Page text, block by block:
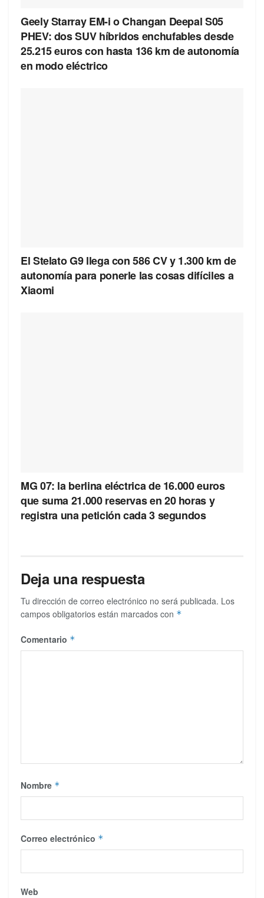
Geely Starray EM-i o Changan Deepal S05
PHEV: dos SUV híbridos enchufables desde
25.215 euros con hasta 136 km de autonomía
en modo eléctrico
El Stelato G9 llega con 586 CV y 1.300 km de
autonomía para ponerle las cosas difíciles a
Xiaomi
MG 07: la berlina eléctrica de 16.000 euros
que suma 21.000 reservas en 20 horas y
registra una petición cada 3 segundos
Deja una respuesta
Tu dirección de correo electrónico no será publicada. Los
campos obligatorios están marcados con *
Comentario *
Nombre *
Correo electrónico *
Web